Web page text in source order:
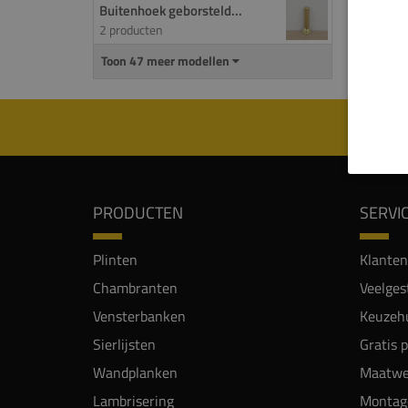
Buitenhoek geborsteld...
2 producten
Toon 47 meer modellen
PRODUCTEN
Plinten
Chambranten
Vensterbanken
Sierlijsten
Wandplanken
Lambrisering
Gratis